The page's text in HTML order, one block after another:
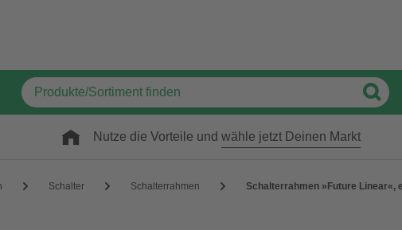
Nutze die Vorteile und wähle jetzt Deinen Markt
Schalter Schalterrahmen Schalterrahmen »Future Linear«,